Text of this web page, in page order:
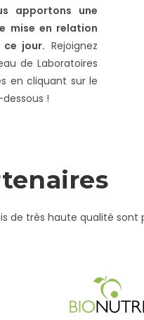
apportons une
mise en relation
jour. Rejoignez
de Laboratoires
en cliquant sur le
!
de très haute qualité